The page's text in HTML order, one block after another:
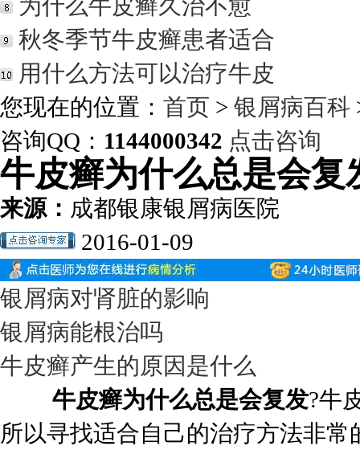
为什么牛皮癣久治不愈
秋冬季节牛皮癣患者适合
用什么方法可以治疗牛皮
您现在的位置： 首页 > 银屑病百科
咨询QQ： 1144000342 点击咨询
牛皮癣为什么总是会复
来源： 成都银康银屑病医院
2016-01-09
银屑病对肾脏的影响
银屑病能根治吗
牛皮癣产生的原因是什么
牛皮癣为什么总是会复发?牛
所以寻找适合自己的治疗方法非